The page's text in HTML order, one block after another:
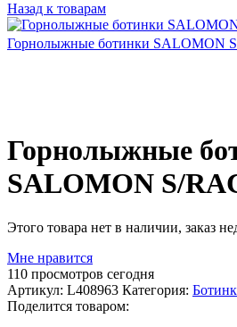
Назад к товарам
Горнолыжные ботинки SALOMON
Горнолыжные
SALOMON S/
Этого товара нет в наличии, заказ
Мне нравится
110 просмотров сегодня
Артикул: L408963 Категория:
Поделится товаром: